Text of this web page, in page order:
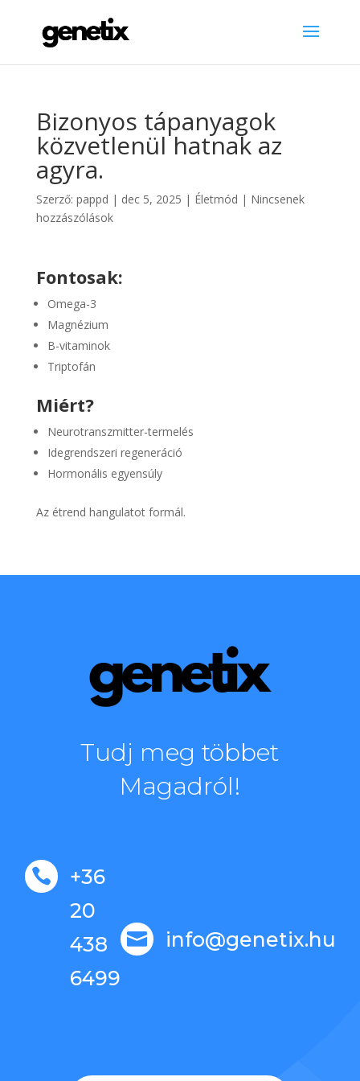
Bizonyos tápanyagok
közvetlenül hatnak az
agyra.
Szerző: pappd | dec 5, 2025 | Életmód | Nincsenek
hozzászólások
Fontosak:
Omega-3
Magnézium
B-vitaminok
Triptofán
Miért?
Neurotranszmitter-termelés
Idegrendszeri regeneráció
Hormonális egyensúly
Az étrend hangulatot formál.
Tudj meg többet
Magadról!

+36
20
438
6499
 info@genetix.hu